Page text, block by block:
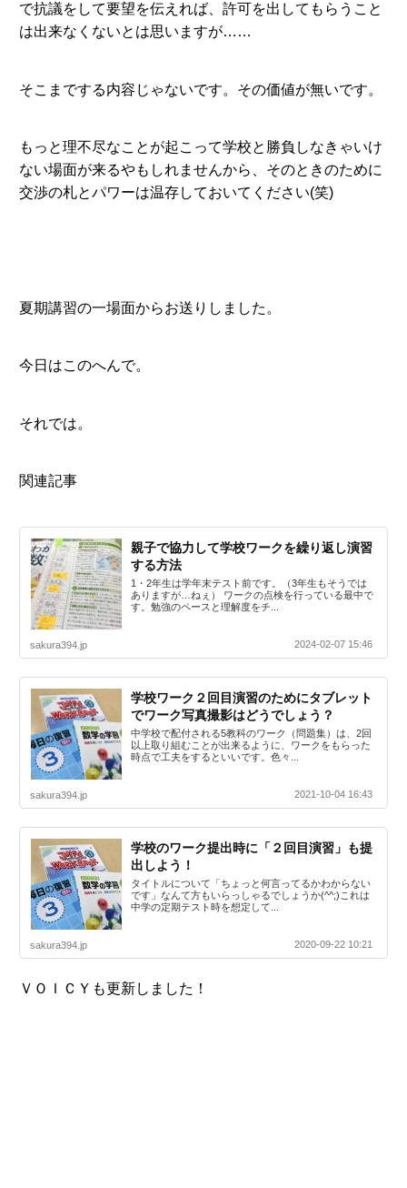
で抗議をして要望を伝えれば、許可を出してもらうこと
は出来なくないとは思いますが……
そこまでする内容じゃないです。その価値が無いです。
もっと理不尽なことが起こって学校と勝負しなきゃいけ
ない場面が来るやもしれませんから、そのときのために
交渉の札とパワーは温存しておいてください(笑)
夏期講習の一場面からお送りしました。
今日はこのへんで。
それでは。
関連記事
親子で協力して学校ワークを繰り返し演習
する方法
1・2年生は学年末テスト前です。（3年生もそうでは
ありますが…ねぇ） ワークの点検を行っている最中で
す。勉強のペースと理解度をチ...
sakura394.jp 2024-02-07 15:46
学校ワーク２回目演習のためにタブレット
でワーク写真撮影はどうでしょう？
中学校で配付される5教科のワーク（問題集）は、2回
以上取り組むことが出来るように、ワークをもらった
時点で工夫をするといいです。色々...
sakura394.jp 2021-10-04 16:43
学校のワーク提出時に「２回目演習」も提
出しよう！
タイトルについて「ちょっと何言ってるかわからない
です」なんて方もいらっしゃるでしょうか(^^;)これは
中学の定期テスト時を想定して...
sakura394.jp 2020-09-22 10:21
ＶＯＩＣＹも更新しました！